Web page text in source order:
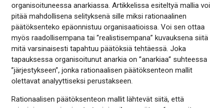
organisoituneessa anarkiassa. Artikkelissa esiteltyä mallia voi
pitää mahdollisena selityksenä sille miksi rationaalinen
päätöksenteko epäonnistuu organisaatioissa. Voi sen ottaa
myös raadollisempana tai ”realistisempana” kuvauksena siitä
mitä varsinaisesti tapahtuu päätöksiä tehtäessä. Joka
tapauksessa organisoitunut anarkia on ”anarkiaa” suhteessa
”järjestykseen”, jonka rationaalisen päätöksenteon mallit
olettavat analyyttiseksi perustakseen.
Rationaalisen päätöksenteon mallit lähtevät siitä, että